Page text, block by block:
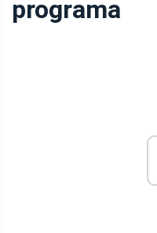
programa